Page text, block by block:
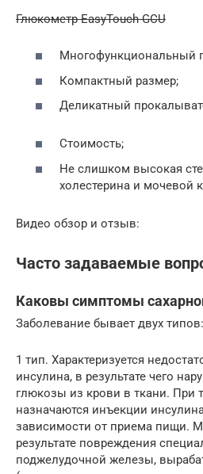
Глюкометр EasyTouch GCU
Многофункциональный
Компактный размер;
Деликатный
Стоимость;
Не слишком высокая
холестерина и мочевой
Видео обзор и отзыв:
Часто задаваемые
Каковы симптомы
Заболевание бывает двух типов:
1 тип. Характеризуется
инсулина, в результате чего
глюкозы из крови в ткани. При
назначаются инъекции
зависимости от приема пищи.
результате повреждения
поджелудочной железы,